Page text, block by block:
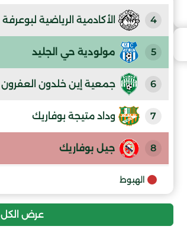
4 الأكادمية الرياضية لبوعرفة
5 مولودية حي الجليد
6 جمعية إين خلدون العفرون
7 وداد متيجة بوفاريك
8 جيل بوفاريك
9 الهبوط
عرض الكل